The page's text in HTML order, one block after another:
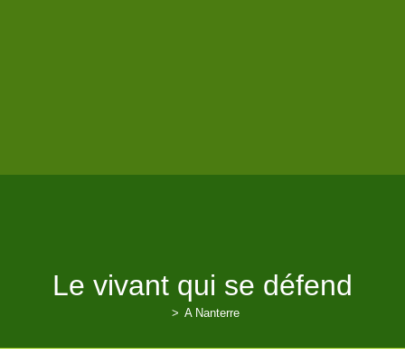
Le vivant qui se défend
> A Nanterre